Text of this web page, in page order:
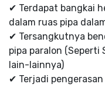
✔ Terdapat bangkai
dalam ruas pipa
✔ Tersangkutnya
pipa paralon (Seperti
lain-lainnya)
✔ Terjadi